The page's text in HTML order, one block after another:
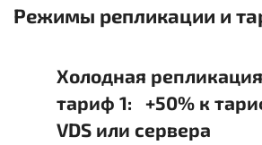
Режимы репликации и
Холодная
тариф 1: +50% к
VDS или сервера